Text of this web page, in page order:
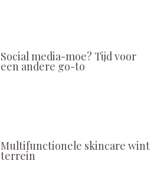
Social media-moe? Tijd voor
een andere go-to
Multifunctionele skincare wint
terrein